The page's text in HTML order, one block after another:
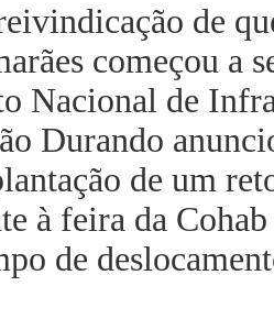
de
começou a
Nacional de
Durando
de um
à feira da
de